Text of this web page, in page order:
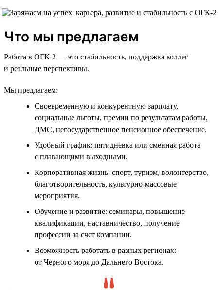
Что мы предлагаем
Работа в ОГК-2 — это стабильность, поддержка коллег
и реальные перспективы.
Мы предлагаем:
Своевременную и конкурентную зарплату,
социальные льготы, премии по результатам работы,
ДМС, негосударственное пенсионное обеспечение.
Удобный график: пятидневка или сменная работа
с плавающими выходными.
Корпоративная жизнь: спорт, туризм, волонтерство,
благотворительность, культурно-массовые
мероприятия.
Обучение и развитие: семинары, повышение
квалификации, наставничество, получение
профессии за счет компании.
Возможность работать в разных регионах:
от Черного моря до Дальнего Востока.